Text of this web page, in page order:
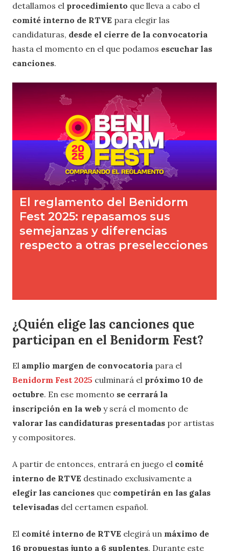
detallamos el procedimiento que lleva a cabo el
comité interno de RTVE para elegir las
candidaturas, desde el cierre de la convocatoria
hasta el momento en el que podamos escuchar las
canciones.
¿Quién elige las canciones que
participan en el Benidorm Fest?
El amplio margen de convocatoria para el
Benidorm Fest 2025 culminará el próximo 10 de
octubre. En ese momento se cerrará la
inscripción en la web y será el momento de
valorar las candidaturas presentadas por artistas
y compositores.
A partir de entonces, entrará en juego el comité
interno de RTVE destinado exclusivamente a
elegir las canciones que competirán en las galas
televisadas del certamen español.
El comité interno de RTVE elegirá un máximo de
16 propuestas junto a 6 suplentes. Durante este